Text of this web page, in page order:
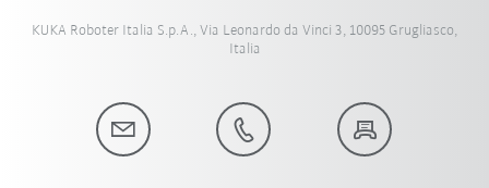
KUKA Roboter Italia S.p.A., Via Leonardo da Vinci 3, 10095 Grugliasco,
Italia